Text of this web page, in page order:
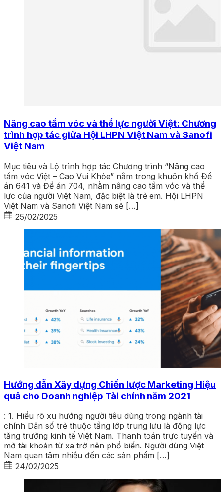
Nâng cao tầm vóc và thể lực người Việt: Chương
trình hợp tác giữa Hội LHPN Việt Nam và Sanofi
Việt Nam
Mục tiêu và Lộ trình hợp tác Chương trình “Nâng cao
tầm vóc Việt – Cao Vui Khỏe” nằm trong khuôn khổ Đề
án 641 và Đề án 704, nhằm nâng cao tầm vóc và thể
lực của người Việt Nam, đặc biệt là trẻ em. Hội LHPN
Việt Nam và Sanofi Việt Nam sẽ […]
25/02/2025
Hướng dẫn Xây dựng Chiến lược Marketing Hiệu
quả cho Doanh nghiệp Tài chính năm 2021
: 1. Hiểu rõ xu hướng người tiêu dùng trong ngành tài
chính Dân số trẻ thuộc tầng lớp trung lưu là động lực
tăng trưởng kinh tế Việt Nam. Thanh toán trực tuyến và
mở tài khoản từ xa trở nên phổ biến. Người dùng Việt
Nam quan tâm nhiều đến các sản phẩm […]
24/02/2025